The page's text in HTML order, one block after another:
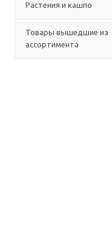
Растения и кашпо
Товары вышедшие из
ассортимента